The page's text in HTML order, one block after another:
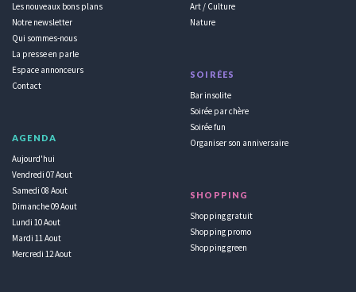
Les nouveaux bons plans
Notre newsletter
Qui sommes-nous
La presse en parle
Espace annonceurs
Contact
AGENDA
Aujourd'hui
Vendredi 07 Aout
Samedi 08 Aout
Dimanche 09 Aout
Lundi 10 Aout
Mardi 11 Aout
Mercredi 12 Aout
Art / Culture
Nature
SOIRÉES
Bar insolite
Soirée par chère
Soirée fun
Organiser son anniversaire
SHOPPING
Shopping gratuit
Shopping promo
Shopping green